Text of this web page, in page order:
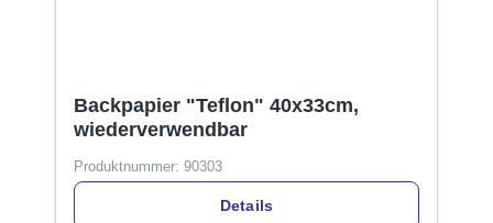
Backpapier "Teflon" 40x33cm,
wiederverwendbar
Produktnummer: 90303
Details